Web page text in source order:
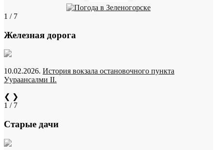
1 / 7
Железная дорога
10.02.2026. История вокзала остановочного пункта
Уураансалми II.
❮ ❯
1 / 7
Старые дачи